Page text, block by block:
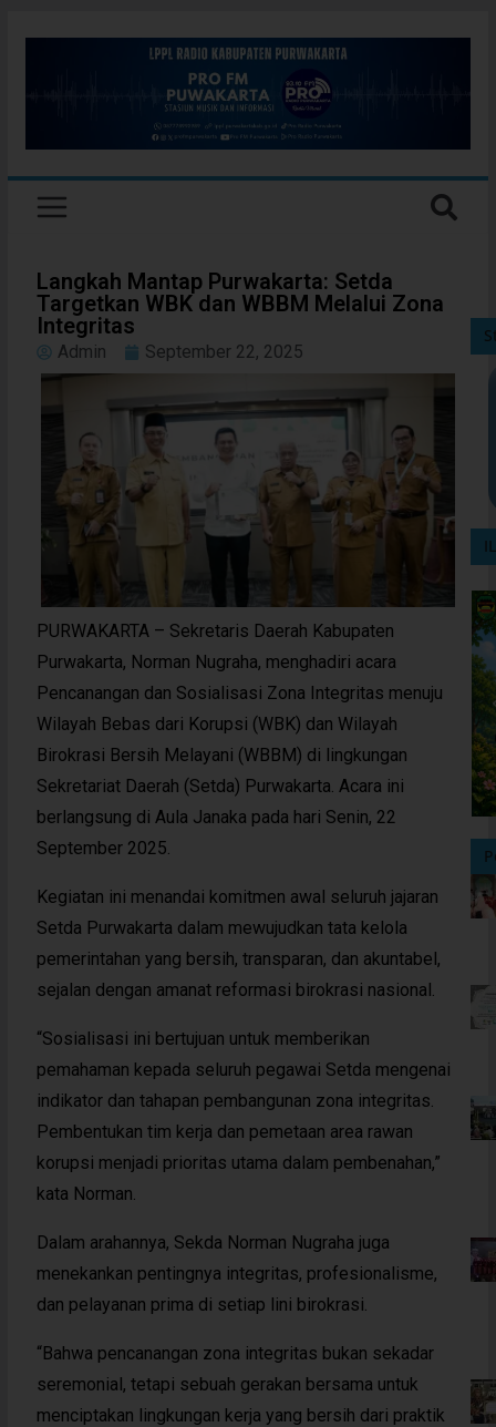
Langkah Mantap Purwakarta: Setda
Targetkan WBK dan WBBM Melalui Zona
Integritas
Admin September 22, 2025
PURWAKARTA – Sekretaris Daerah Kabupaten
Purwakarta, Norman Nugraha, menghadiri acara
Pencanangan dan Sosialisasi Zona Integritas menuju
Wilayah Bebas dari Korupsi (WBK) dan Wilayah
Birokrasi Bersih Melayani (WBBM) di lingkungan
Sekretariat Daerah (Setda) Purwakarta. Acara ini
berlangsung di Aula Janaka pada hari Senin, 22
September 2025.
Kegiatan ini menandai komitmen awal seluruh jajaran
Setda Purwakarta dalam mewujudkan tata kelola
pemerintahan yang bersih, transparan, dan akuntabel,
sejalan dengan amanat reformasi birokrasi nasional.
“Sosialisasi ini bertujuan untuk memberikan
pemahaman kepada seluruh pegawai Setda mengenai
indikator dan tahapan pembangunan zona integritas.
Pembentukan tim kerja dan pemetaan area rawan
korupsi menjadi prioritas utama dalam pembenahan,”
kata Norman.
Dalam arahannya, Sekda Norman Nugraha juga
menekankan pentingnya integritas, profesionalisme,
dan pelayanan prima di setiap lini birokrasi.
“Bahwa pencanangan zona integritas bukan sekadar
seremonial, tetapi sebuah gerakan bersama untuk
menciptakan lingkungan kerja yang bersih dari praktik